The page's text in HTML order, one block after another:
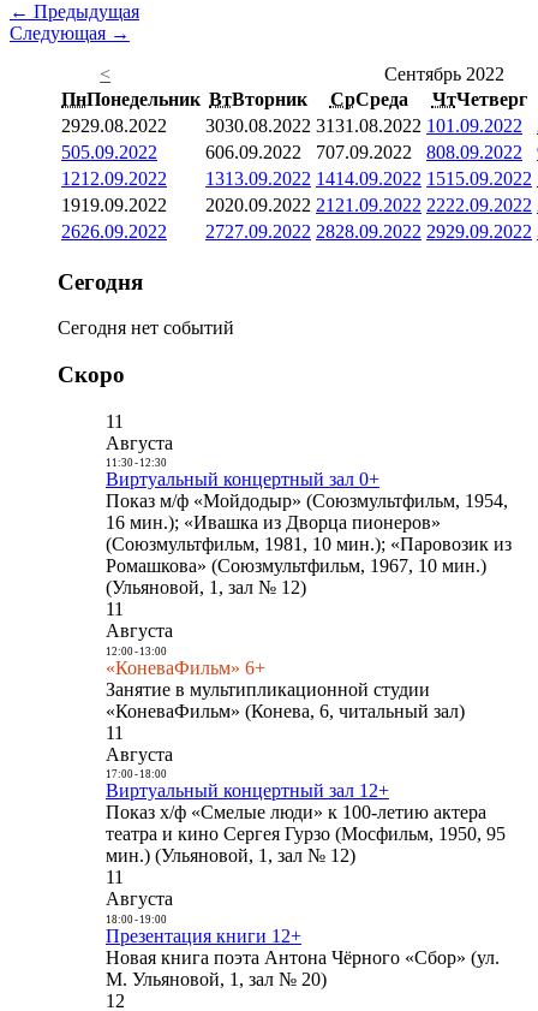
← Предыдущая
Следующая →
<
Сентябрь 2022
ПнПонедельник ВтВторник СрСреда ЧтЧетверг
2929.08.2022 3030.08.2022 3131.08.2022 101.09.2022
505.09.2022 606.09.2022 707.09.2022 808.09.2022
1212.09.2022 1313.09.2022 1414.09.2022 1515.09.2022
1919.09.2022 2020.09.2022 21 21.09.2022 2222.09.2022
2626.09.2022 2727.09.2022 2828.09.2022 2929.09.2022
Сегодня
Сегодня нет событий
Скоро
11
Августа
11:30- 12:30
Виртуальный концертный зал 0+
Показ м/ф «Мойдодыр» (Союзмультфильм, 1954,
16 мин.); «Ивашка из Дворца пионеров»
(Союзмультфильм, 1981, 10 мин.); «Паровозик из
Ромашкова» (Союзмультфильм, 1967, 10 мин.)
(Ульяновой, 1, зал № 12)
11
Августа
12:00- 13:00
«КоневаФильм» 6+
Занятие в мультипликационной студии
«КоневаФильм» (Конева, 6, читальный зал)
11
Августа
17:00- 18:00
Виртуальный концертный зал 12+
Показ х/ф «Смелые люди» к 100-летию актера
театра и кино Сергея Гурзо (Мосфильм, 1950, 95
мин.) (Ульяновой, 1, зал № 12)
11
Августа
18:00- 19:00
Презентация книги 12+
Новая книга поэта Антона Чёрного «Сбор» (ул.
М. Ульяновой, 1, зал № 20)
12